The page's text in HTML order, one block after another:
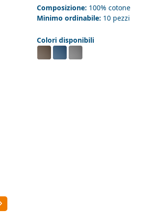
Composizione: 100% cotone
Minimo ordinabile: 10 pezzi
Colori disponibili